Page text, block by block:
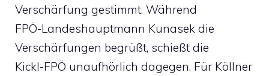
Verschärfung gestimmt. Während
FPÖ-Landeshauptmann Kunasek die
Verschärfungen begrüßt, schießt die
Kickl-FPÖ unaufhörlich dagegen. Für Köllner